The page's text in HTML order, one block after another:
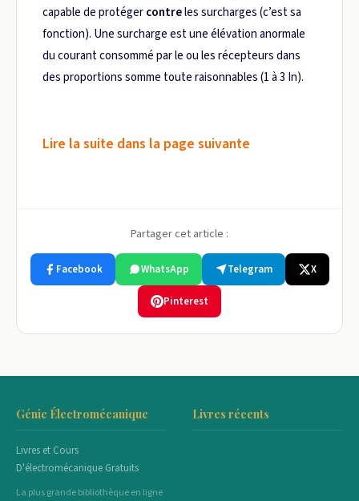
capable de protégercontreles surcharges (c’est sa
fonction). Une surcharge est une élévation anormale
du courant consommé par le ou les récepteurs dans
des proportions somme toute raisonnables (1 à 3 In).
Lire la suite dans la page suivante
Partager cet article :
Facebook WhatsApp Telegram X
Pinterest
Génie Électromécanique
Livres et Cours
D'électromécanique Gratuits
La plus grande bibliothèque en ligne
Livres récents